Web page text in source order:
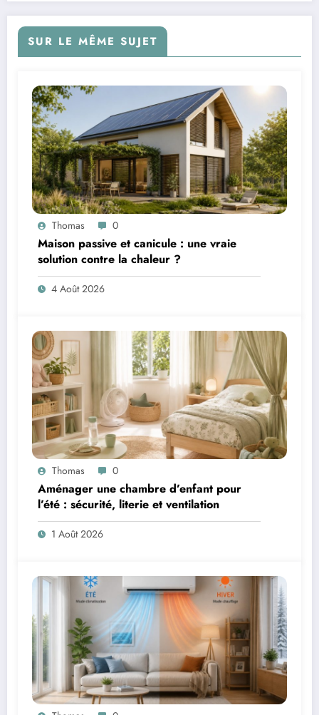
SUR LE MÊME SUJET
Thomas 0
Maison passive et canicule : une vraie
solution contre la chaleur ?
4 Août 2026
Thomas 0
Aménager une chambre d’enfant pour
l’été : sécurité, literie et ventilation
1 Août 2026